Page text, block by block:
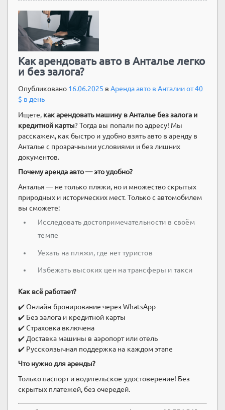
Как арендовать авто в Анталье легко
и без залога?
Опубликовано 16.06.2025 в Аренда авто в Анталии от 40
$ в день
Ищете, как арендовать машину в Анталье без залога и
кредитной карты? Тогда вы попали по адресу! Мы
расскажем, как быстро и удобно взять авто в аренду в
Анталье с прозрачными условиями и без лишних
документов.
Почему аренда авто — это удобно?
Анталья — не только пляжи, но и множество скрытых
природных и исторических мест. Только с автомобилем
вы сможете:
Исследовать достопримечательности в своём
темпе
Уехать на пляжи, где нет туристов
Избежать высоких цен на трансферы и такси
Как всё работает?
✔️ Онлайн-бронирование через WhatsApp
✔️ Без залога и кредитной карты
✔️ Страховка включена
✔️ Доставка машины в аэропорт или отель
✔️ Русскоязычная поддержка на каждом этапе
Что нужно для аренды?
Только паспорт и водительское удостоверение! Без
скрытых платежей, без очередей.